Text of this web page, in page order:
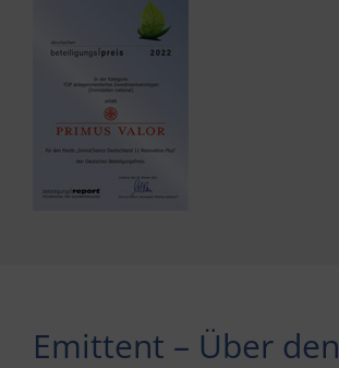
Emittent – Über den